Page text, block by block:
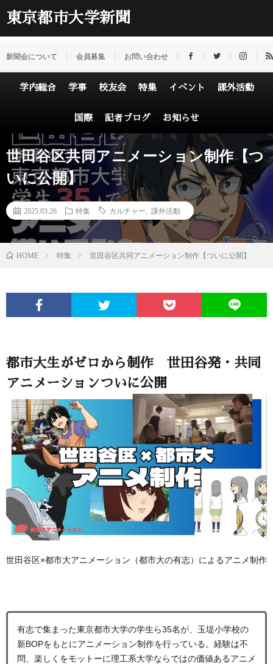
東京都市大学新聞
新聞会について 会員募集 お問い合わせ
学内総合 学事 校友会 特集 イベント 課外活動
国際 記者ブログ お知らせ
世田谷区共同アニメーション制作【つ
いに公開】
2025.03.26 特集 カルチャー 課外活動
HOME 特集 世田谷区共同アニメーション制作【ついに公開】
都市大生がゼロから制作 世田谷発・共同
アニメーションついに公開
世田谷区×都市大アニメーション（都市大の有志）によるアニメ制作
有志で集まった東京都市大学の学生ら35名が、玉堤小学校の
新BOPをもとにアニメーション制作を行っている。経験は不
問、楽しくをモットーに理工系大学ならではの価値あるアニメ